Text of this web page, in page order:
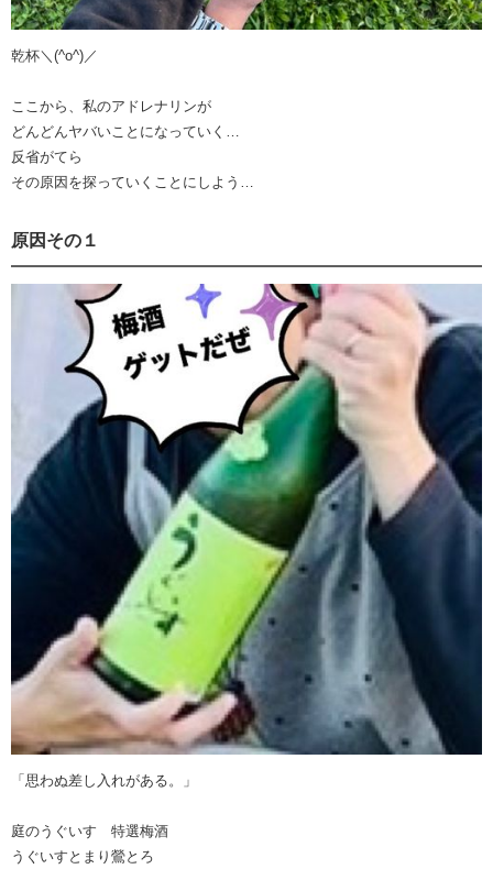
乾杯＼(^o^)／
ここから、私のアドレナリンが
どんどんヤバいことになっていく…
反省がてら
その原因を探っていくことにしよう…
原因その１
「思わぬ差し入れがある。」
庭のうぐいす 特選梅酒
うぐいすとまり鶯とろ